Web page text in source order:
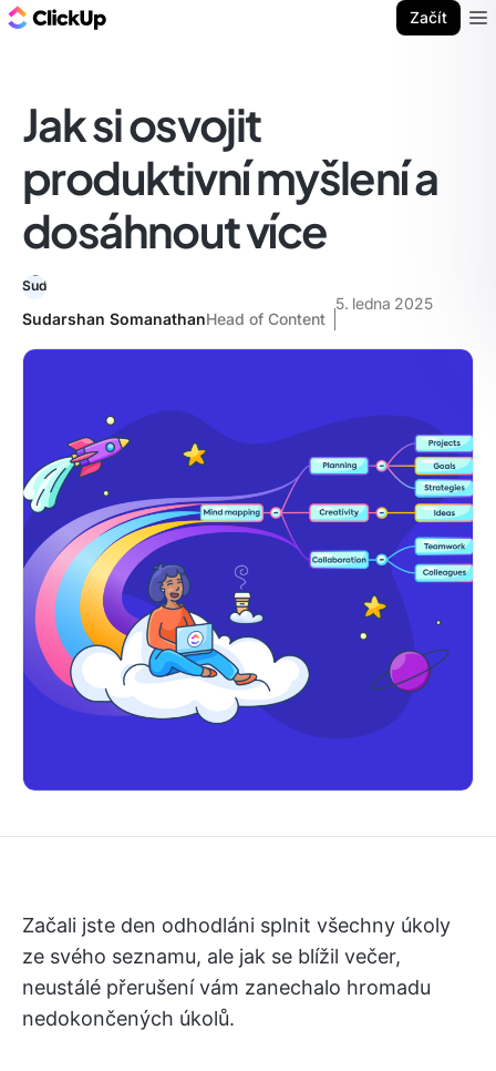
Začít
Jak si osvojit
produktivní myšlení a
dosáhnout více
Sudarshan SomanathanHead of Content
5. ledna 2025
Začali jste den odhodláni splnit všechny úkoly
ze svého seznamu, ale jak se blížil večer,
neustálé přerušení vám zanechalo hromadu
nedokončených úkolů.